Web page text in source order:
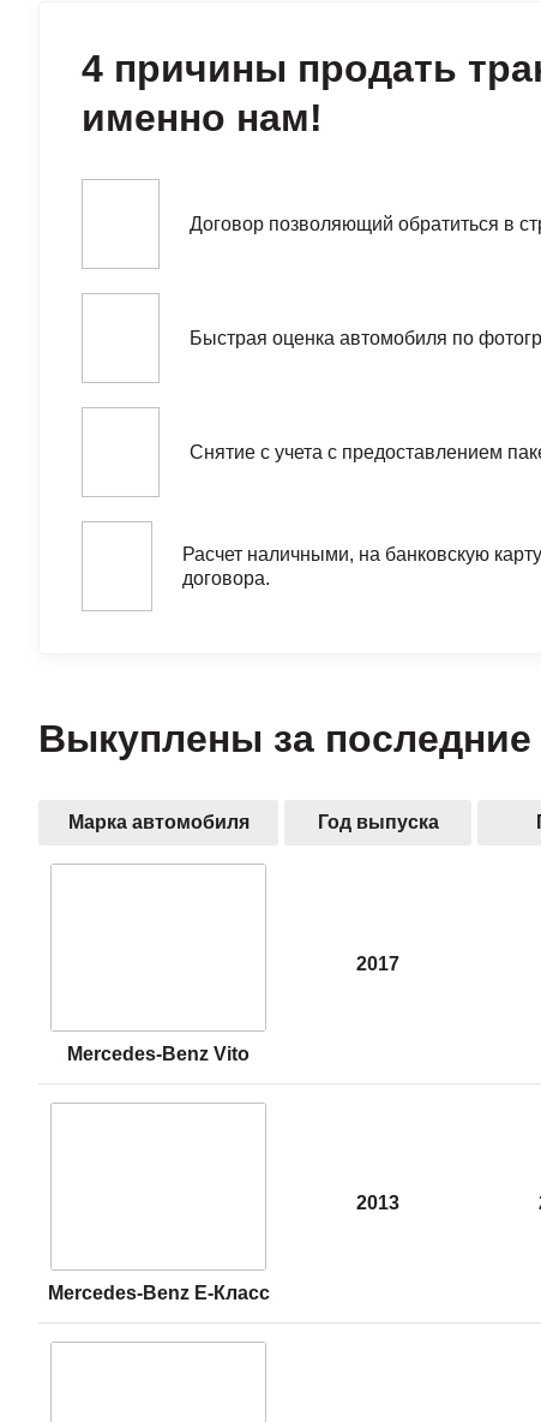
4 причины продать
именно нам!
Договор позволяющий обратиться в
Быстрая оценка автомобиля по
Снятие с учета с предоставлением
Расчет наличными, на банковскую
договора.
Выкуплены за последние
Марка автомобиля Год выпуска
Mercedes-Benz Vito
2017
Mercedes-Benz E-Класс
2013